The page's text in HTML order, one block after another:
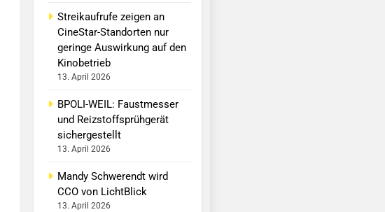
Streikaufrufe zeigen an
CineStar-Standorten nur
geringe Auswirkung auf den
Kinobetrieb
13. April 2026
BPOLI-WEIL: Faustmesser
und Reizstoffsprühgerät
sichergestellt
13. April 2026
Mandy Schwerendt wird
CCO von LichtBlick
13. April 2026